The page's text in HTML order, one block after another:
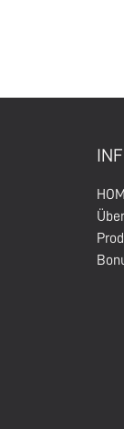
HOM